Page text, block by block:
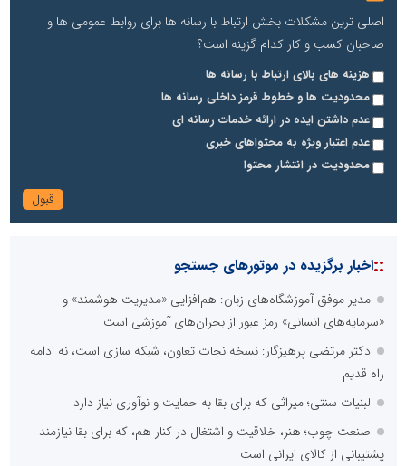
اصلی ترین مشکلات بخش ارتباط با رسانه ها برای روابط عمومی ها و
صاحبان کسب و کار کدام گزینه است؟
هزینه های بالای ارتباط با رسانه ها
محدودیت ها و خطوط قرمز داخلی رسانه ها
عدم داشتن ایده در ارائه خدمات رسانه ای
عدم اعتبار ویژه به محتواهای خبری
محدودیت در انتشار محتوا
::اخبار برگزیده در موتورهای جستجو
مدیر موفق آموزشگاه‌های زبان: هم‌افزایی «مدیریت هوشمند» و
«سرمایه‌های انسانی» رمز عبور از بحران‌های آموزشی است
دکتر مرتضی پرهیزگار: نسخه نجات تعاون، شبکه سازی است، نه ادامه
راه قدیم
لبنیات سنتی؛ میراثی که برای بقا به حمایت و نوآوری نیاز دارد
صنعت چوب؛ هنر، خلاقیت و اشتغال در کنار هم، که برای بقا نیازمند
پشتیبانی از کالای ایرانی است